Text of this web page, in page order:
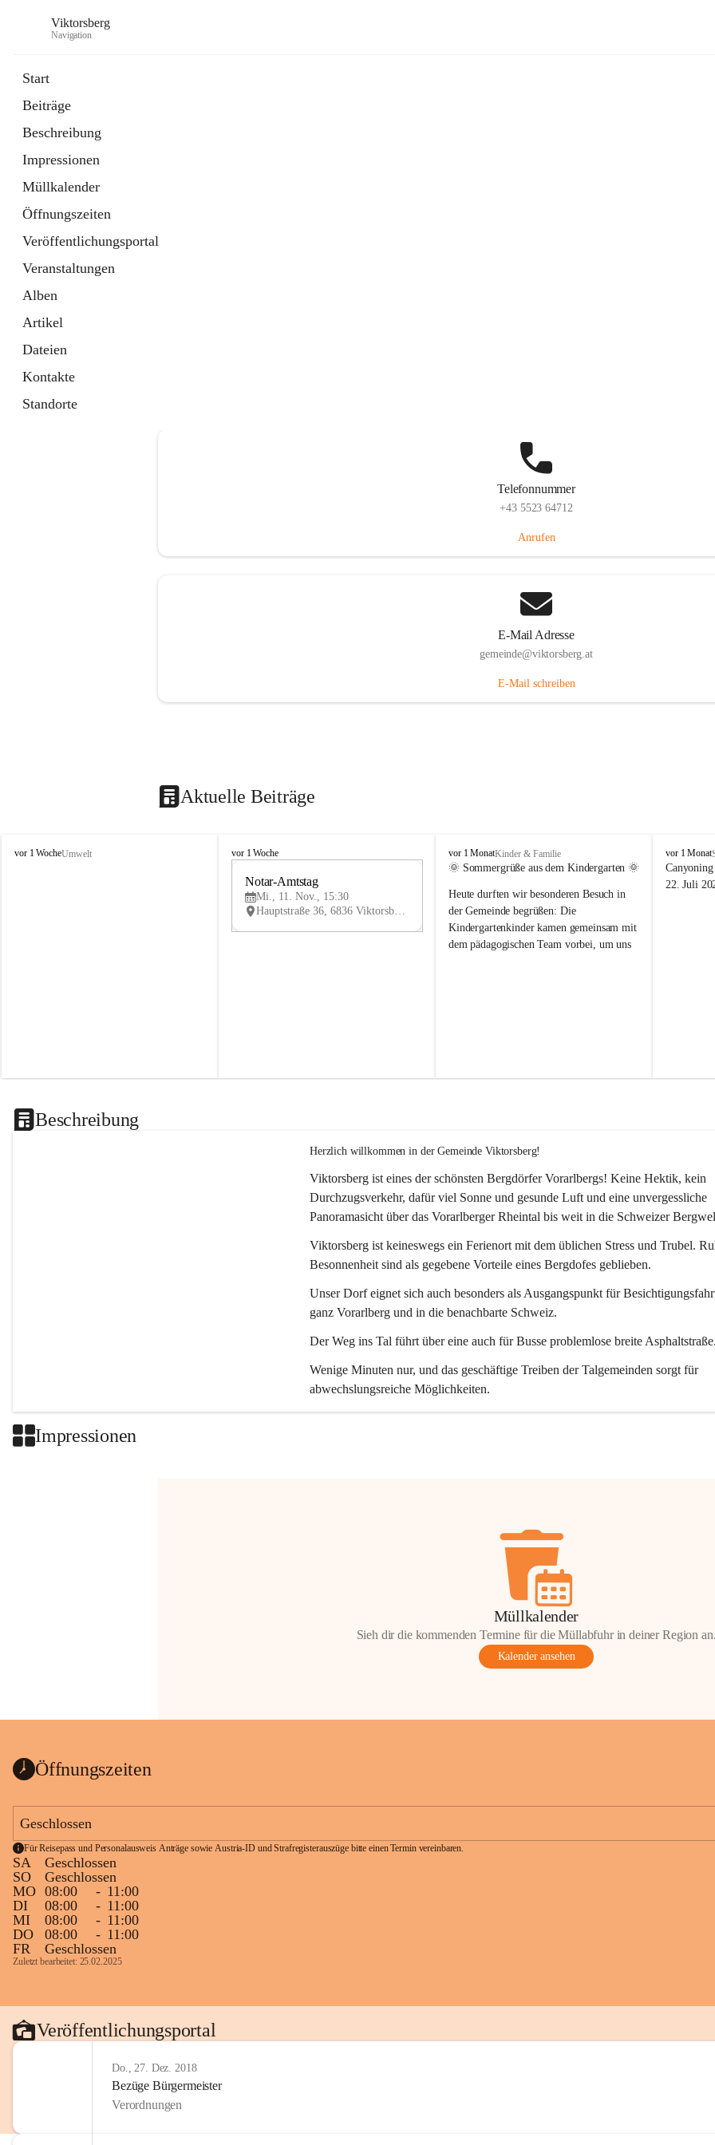
Viktorsberg
Navigation
Start
Beiträge
Beschreibung
Impressionen
Müllkalender
Öffnungszeiten
Veröffentlichungsportal
Veranstaltungen
Alben
Artikel
Dateien
Kontakte
Standorte
Telefonnummer
+43 5523 64712
Anrufen
E-Mail Adresse
gemeinde@viktorsberg.at
E-Mail schreiben
Aktuelle Beiträge
V
vor 1 WocheUmwelt
V
vor 1 Woche
V
Notar-Amtstag
Mi., 11. Nov., 15:30
Hauptstraße 36, 6836 Viktorsberg, AUT
V
i
t
o
r
s
vor 1 MonatKinder & Familie
🌞 Sommergrüße aus dem Kindergarten 🌞
Heute durften wir besonderen Besuch in
der Gemeinde begrüßen: Die
Kindergartenkinder kamen gemeinsam mit
dem pädagogischen Team vorbei, um uns
V
i
k
vor 1 Monat
22. Juli
Beschreibung
Herzlich willkommen in der Gemeinde Viktorsberg!
Viktorsberg ist eines der schönsten Bergdörfer Vorarlbergs! Keine Hektik, kein
Durchzugsverkehr, dafür viel Sonne und gesunde Luft und eine unvergessliche
Panoramasicht über das Vorarlberger Rheintal bis weit in die Schweizer
Viktorsberg ist keineswegs ein Ferienort mit dem üblichen Stress und Trubel.
Besonnenheit sind als gegebene Vorteile eines Bergdofes geblieben.
Unser Dorf eignet sich auch besonders als Ausgangspunkt für
ganz Vorarlberg und in die benachbarte Schweiz.
Der Weg ins Tal führt über eine auch für Busse problemlose breite
Wenige Minuten nur, und das geschäftige Treiben der Talgemeinden sorgt für
abwechslungsreiche Möglichkeiten.
Impressionen
Müllkalender
Sieh dir die kommenden Termine für die Müllabfuhr in deiner Region
Kalender ansehen
Öffnungszeiten
Geschlossen
Für Reisepass und Personalausweis Anträge sowie Austria-ID und Strafregisterauszüge bitte einen Termin vereinbaren.
SA
Geschlossen
SO
Geschlossen
MO 08:00 - 11:00
DI
08:00 - 11:00
MI
08:00 - 11:00
DO
08:00 - 11:00
FR
Geschlossen
Zuletzt bearbeitet: 25.02.2025
Veröffentlichungsportal
Do., 27. Dez. 2018
Bezüge Bürgermeister
Verordnungen